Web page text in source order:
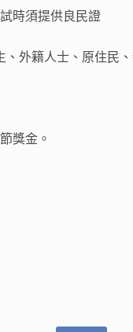
時須提供良民證
外籍人士、原住民
獎金。